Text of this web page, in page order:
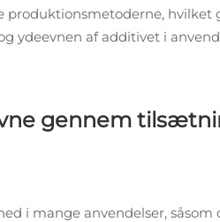
produktionsmetoderne, hvilket
ydeevnen af additivet i
gennem
i mange anvendelser, såsom